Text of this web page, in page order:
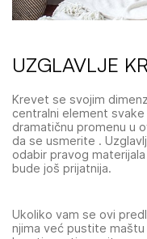
UZGLAVLJE
Krevet se svojim
centralni element
dramatičnu promenu u
da se usmerite .
odabir pravog
bude još prijatnija.
Ukoliko vam se ovi
njima već pustite maštu